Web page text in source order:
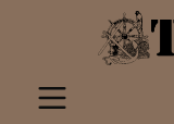
springen